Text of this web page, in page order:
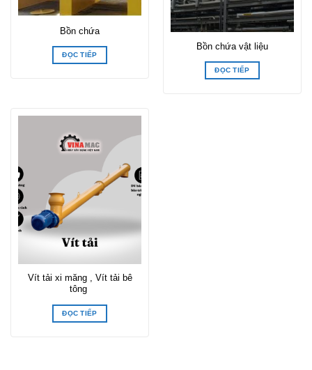
Bồn chứa
ĐỌC TIẾP
Bồn chứa vật liệu
ĐỌC TIẾP
Vít tải xi măng , Vít tải bê
tông
ĐỌC TIẾP